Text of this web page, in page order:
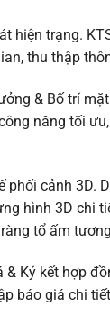
hiện trạng.
thu thập
& Bố trí
năng tối
phối cảnh 3D.
hình 3D chi
tổ ấm
& Ký kết hợp
báo giá chi